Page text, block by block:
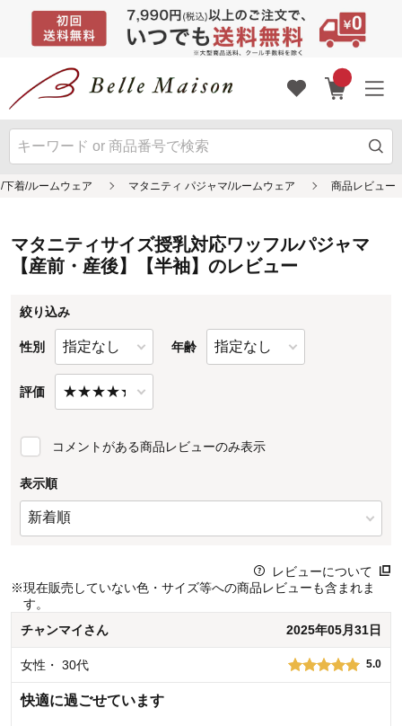
マタニティサイズ授乳対応ワッフルパジャマ
【産前・産後】【半袖】のレビュー
絞り込み
性別 年齢
評価
コメントがある商品レビューのみ表示
表示順
レビューについて
※現在販売していない色・サイズ等への商品レビューも含まれま
す。
チャンマイさん 2025年05月31日
女性 ・ 30代 5.0
快適に過ごせています